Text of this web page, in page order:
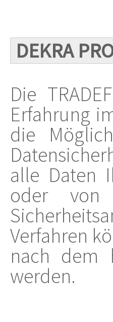
DEKRA
Die
Erfahrung
die
alle Daten
oder von
Verfahren
nach dem
werden.